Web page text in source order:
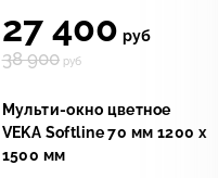
27 400 руб
38 900 руб
Мульти-окно цветное
VEKA Softline 70 мм 1200 х
1500 мм